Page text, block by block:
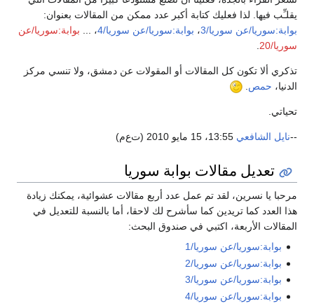
يقلـِّب فيها. لذا فعليك كتابة أكبر عدد ممكن من المقالات بعنوان:
بوابة:سوريا/عن سوريا/3 ، بوابة:سوريا/عن سوريا/4 ، ... بوابة:سوريا/عن
سوريا/20
تذكري ألا تكون كل المقالات أو المقولات عن دمشق، ولا تنسي مركز
الدنيا، حمص
تحياتي.
--نايل الشافعي
تعديل مقالات بوابة سوريا
مرحبا يا نسرين، لقد تم عمل عدد أربع مقالات عشوائية، يمكنك زيادة
هذا العدد كما تريدين كما سأشرح لك لاحقا، أما بالنسبة للتعديل في
المقالات الأربعة، اكتبي في صندوق البحث:
بوابة:سوريا/عن سوريا/1
بوابة:سوريا/عن سوريا/2
بوابة:سوريا/عن سوريا/3
بوابة:سوريا/عن سوريا/4